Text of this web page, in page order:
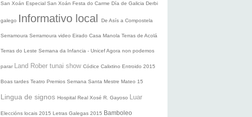
San Xoán Especial San Xoán Festa do Carme Día de Galicia Derbi
galego Informativo local De Asís a Compostela
Serramoura Serramoura video Eirado Casa Manola Terras de Acolá
Terras do Leste Semana da Infancia - UnicefAgora non podemos
parar Land Rober tunai show Códice Calixtino Entroido 2015
Boas tardes Teatro Premios Semana Santa Mestre Mateo 15
Lingua de signos Hospital Real Xosé R. Gayoso Luar
Eleccións locais 2015 Letras Galegas 2015 Bamboleo